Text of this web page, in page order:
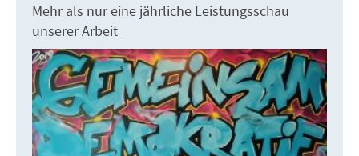
Mehr als nur eine jährliche Leistungsschau
unserer Arbeit